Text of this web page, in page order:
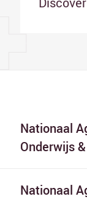
Nationaal
Onderwijs
Nationaal